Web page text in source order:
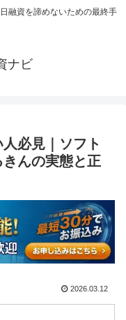
融資を諦めないための最終手
ナビ
必見｜ソフト
んの実態と正
2026.03.12